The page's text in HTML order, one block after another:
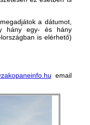
a dátumot,
hány egy- és hány
is elérhető)
email